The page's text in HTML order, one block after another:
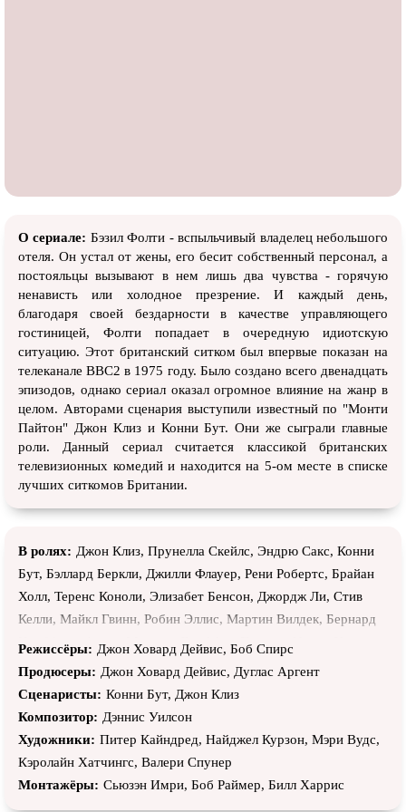
О сериале: Бэзил Фолти - вспыльчивый владелец небольшого
отеля. Он устал от жены, его бесит собственный персонал, а
постояльцы вызывают в нем лишь два чувства - горячую
ненависть или холодное презрение. И каждый день,
благодаря своей бездарности в качестве управляющего
гостиницей, Фолти попадает в очередную идиотскую
ситуацию. Этот британский ситком был впервые показан на
телеканале BBC2 в 1975 году. Было создано всего двенадцать
эпизодов, однако сериал оказал огромное влияние на жанр в
целом. Авторами сценария выступили известный по "Монти
Пайтон" Джон Клиз и Конни Бут. Они же сыграли главные
роли. Данный сериал считается классикой британских
телевизионных комедий и находится на 5-ом месте в списке
лучших ситкомов Британии.
В ролях: Джон Клиз, Прунелла Скейлс, Эндрю Сакс, Конни
Бут, Бэллард Беркли, Джилли Флауер, Рени Робертс, Брайан
Холл, Теренс Коноли, Элизабет Бенсон, Джордж Ли, Стив
Келли, Майкл Гвинн, Робин Эллис, Мартин Вилдек, Бернард
Криббинс, Андре Маранн, Джеффри Палмер, Никки Хенсон,
Брюс Боа, Джоан Сэндерсон, Кен Кэмпбелл, Джон Кармби,
Дэвид Келли, Джеймс Коссинс, Джеймс Коббинс, Клер
Девенпорт, Стив Плайтас, Ивонн Гилан, Уна Стаббс, Клер
Нилсон, Бейзил Хенсон, Мевис Паг, Аллан Катбертсон,
Конрад Филлипс, Элспет Грэй, Норман Бёрд, Ричард Дейвис,
Роберт Арнольд, Энн Уэй, Диана Кинг, Пэт Кин, Стелла
Режиссёры: Джон Ховард Дейвис, Боб Спирс
Продюсеры: Джон Ховард Дейвис, Дуглас Аргент
Сценаристы: Конни Бут, Джон Клиз
Композитор: Дэннис Уилсон
Художники: Питер Кайндред, Найджел Курзон, Мэри Вудс,
Кэролайн Хатчингс, Валери Спунер
Монтажёры: Сьюзэн Имри, Боб Раймер, Билл Харрис